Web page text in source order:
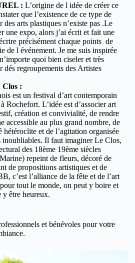
: L’origine de l idée de créer ce
que l’existence de ce type de
des arts plastiques n’existe pas .Le
une expo, alors j’ai écrit et fait une
précisément chaque points de
de l événement. Je me suis inspirée
quoi bien ciseler et très
regroupements des Artistes
Clos :
est un festival d’art contemporain
Rochefort. L’idée est d’associer art
création et convivialité, de rendre
accessible au plus grand nombre, de
hétéroclite et de l’agitation organisée
inoubliables. Il faut imaginer Le Clos,
des 18ème 19ème siècles
repeint de fleurs, décoré de
de propositions artistiques et de
c’est l’alliance de la fête et de l’art
tout le monde, on peut y boire et
y être heureux.
et bénévoles pour votre